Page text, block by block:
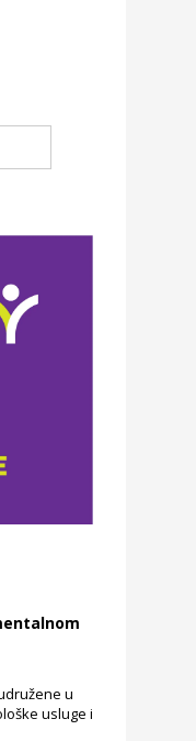
u
usluge i